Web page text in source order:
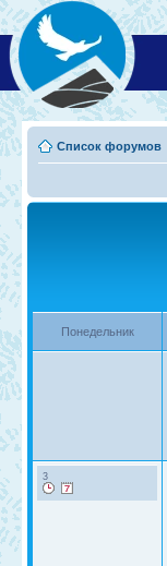
Список форумов
Понедельник
3